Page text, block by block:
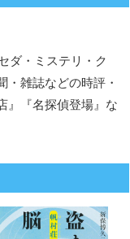
ダ・ミステリ・ク
・雑誌などの時評・
』『名探偵登場』な